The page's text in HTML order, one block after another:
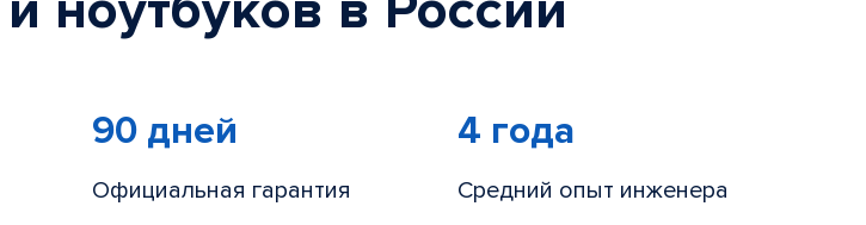
90 дней
Официальная гарантия
4 года
Средний опыт инженера